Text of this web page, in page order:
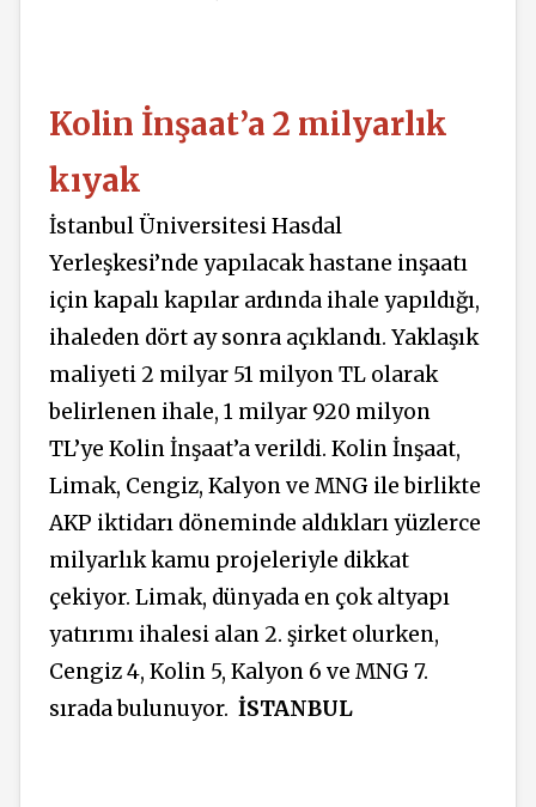
Kolin İnşaat’a 2 milyarlık
kıyak
İstanbul Üniversitesi Hasdal
Yerleşkesi’nde yapılacak hastane inşaatı
için kapalı kapılar ardında ihale yapıldığı,
ihaleden dört ay sonra açıklandı. Yaklaşık
maliyeti 2 milyar 51 milyon TL olarak
belirlenen ihale, 1 milyar 920 milyon
TL’ye Kolin İnşaat’a verildi. Kolin İnşaat,
Limak, Cengiz, Kalyon ve MNG ile birlikte
AKP iktidarı döneminde aldıkları yüzlerce
milyarlık kamu projeleriyle dikkat
çekiyor. Limak, dünyada en çok altyapı
yatırımı ihalesi alan 2. şirket olurken,
Cengiz 4, Kolin 5, Kalyon 6 ve MNG 7.
sırada bulunuyor. İSTANBUL